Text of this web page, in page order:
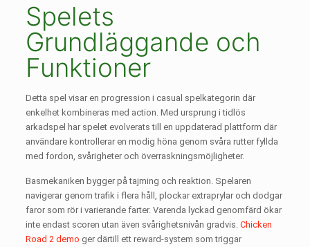
Spelets
Grundläggande och
Funktioner
Detta spel visar en progression i casual spelkategorin där
enkelhet kombineras med action. Med ursprung i tidlös
arkadspel har spelet evolverats till en uppdaterad plattform där
användare kontrollerar en modig höna genom svåra rutter fyllda
med fordon, svårigheter och överraskningsmöjligheter.
Basmekaniken bygger på tajming och reaktion. Spelaren
navigerar genom trafik i flera håll, plockar extraprylar och dodgar
faror som rör i varierande farter. Varenda lyckad genomfärd ökar
inte endast scoren utan även svårighetsnivån gradvis. Chicken
Road 2 demo ger därtill ett reward-system som triggar